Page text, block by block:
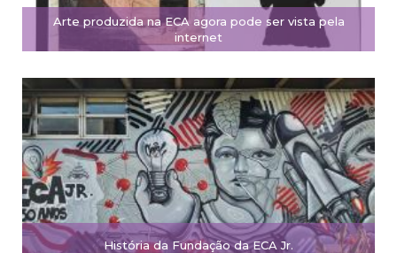
Arte produzida na ECA agora pode ser vista pela
internet
História da Fundação da ECA Jr.